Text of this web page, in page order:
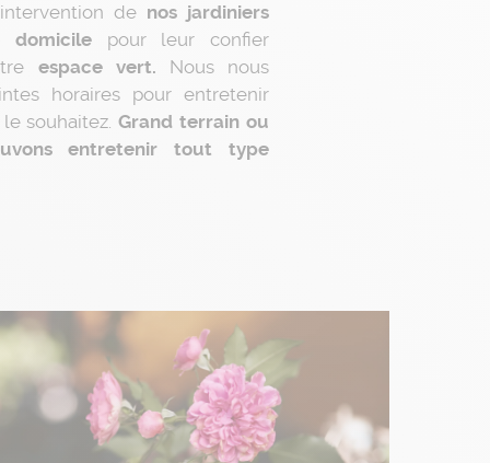
de nos jardiniers
domicile pour leur confier
espace vert. Nous nous
horaires pour entretenir
souhaitez.Grand terrain ou
entretenir tout type